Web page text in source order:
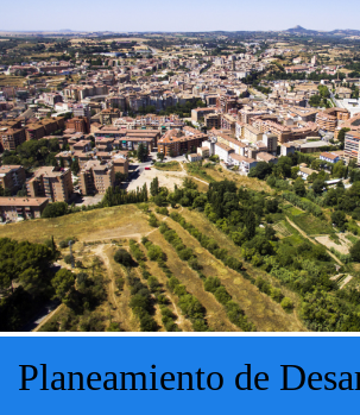
Planeamiento de